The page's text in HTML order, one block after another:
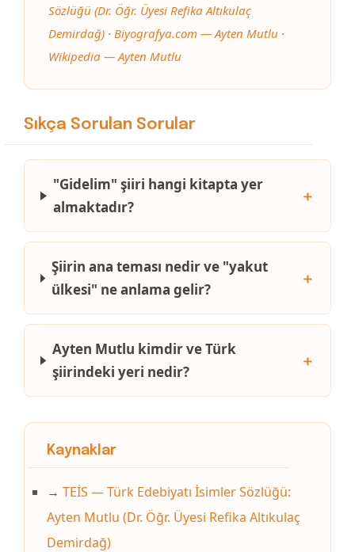
Sözlüğü (Dr. Öğr. Üyesi Refika Altıkulaç
Demirdağ) · Biyografya.com — Ayten Mutlu ·
Wikipedia — Ayten Mutlu
Sıkça Sorulan Sorular
"Gidelim" şiiri hangi kitapta yer
almaktadır?
＋
Şiirin ana teması nedir ve "yakut
ülkesi" ne anlama gelir?
＋
Ayten Mutlu kimdir ve Türk
şiirindeki yeri nedir?
＋
Kaynaklar
→ TEİS — Türk Edebiyatı İsimler Sözlüğü:
Ayten Mutlu (Dr. Öğr. Üyesi Refika Altıkulaç
Demirdağ)